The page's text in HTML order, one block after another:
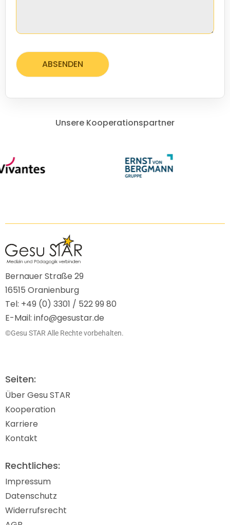
ABSENDEN
Unsere Kooperationspartner
Bernauer Straße 29
16515 Oranienburg
Tel: +49 (0) 3301 / 522 99 80
E-Mail: info@gesustar.de
©Gesu STAR Alle Rechte vorbehalten.
Seiten:
Über Gesu STAR
Kooperation
Karriere
Kontakt
Rechtliches:
Impressum
Datenschutz
Widerrufsrecht